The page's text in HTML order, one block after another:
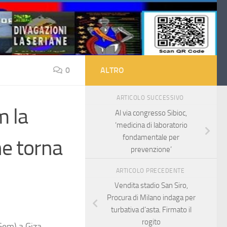
0
la
torna
ALTRO
ARTICOLO SUCCESSIVO
Al via congresso Sibioc,
‘medicina di laboratorio
fondamentale per
prevenzione’
ARTICOLO PRECEDENTE
Vendita stadio San Siro,
Procura di Milano indaga per
turbativa d’asta. Firmato il
rogito